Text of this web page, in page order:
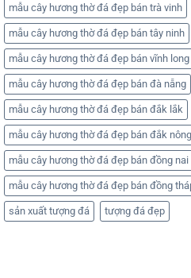
mẫu cây hương thờ đá đẹp bán trà vinh
mẫu cây hương thờ đá đẹp bán tây ninh
mẫu cây hương thờ đá đẹp bán vĩnh long
mẫu cây hương thờ đá đẹp bán đà nẵng
mẫu cây hương thờ đá đẹp bán đắk lắk
mẫu cây hương thờ đá đẹp bán đắk nông
mẫu cây hương thờ đá đẹp bán đồng nai
mẫu cây hương thờ đá đẹp bán đồng
sản xuất tượng đá tượng đá đẹp